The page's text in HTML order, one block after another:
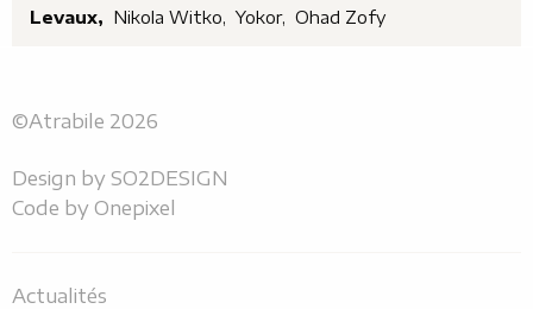
Levaux, Nikola Witko, Yokor, Ohad Zofy
©Atrabile 2026
Design by SO2DESIGN
Code by Onepixel
Actualités